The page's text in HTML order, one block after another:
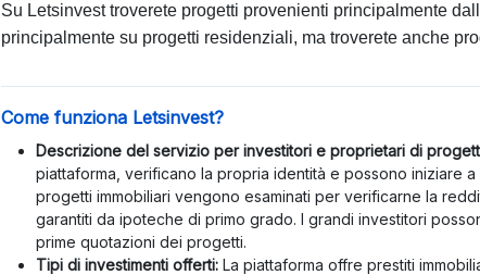
Su Letsinvest troverete progetti provenienti principalmente
principalmente su progetti residenziali, ma troverete anche
Come funziona Letsinvest?
Descrizione del servizio per investitori e proprietari di
piattaforma, verificano la propria identità e possono iniziare
progetti immobiliari vengono esaminati per verificarne la
garantiti da ipoteche di primo grado. I grandi investitori
prime quotazioni dei progetti.
Tipi di investimenti offerti: La piattaforma offre prestiti